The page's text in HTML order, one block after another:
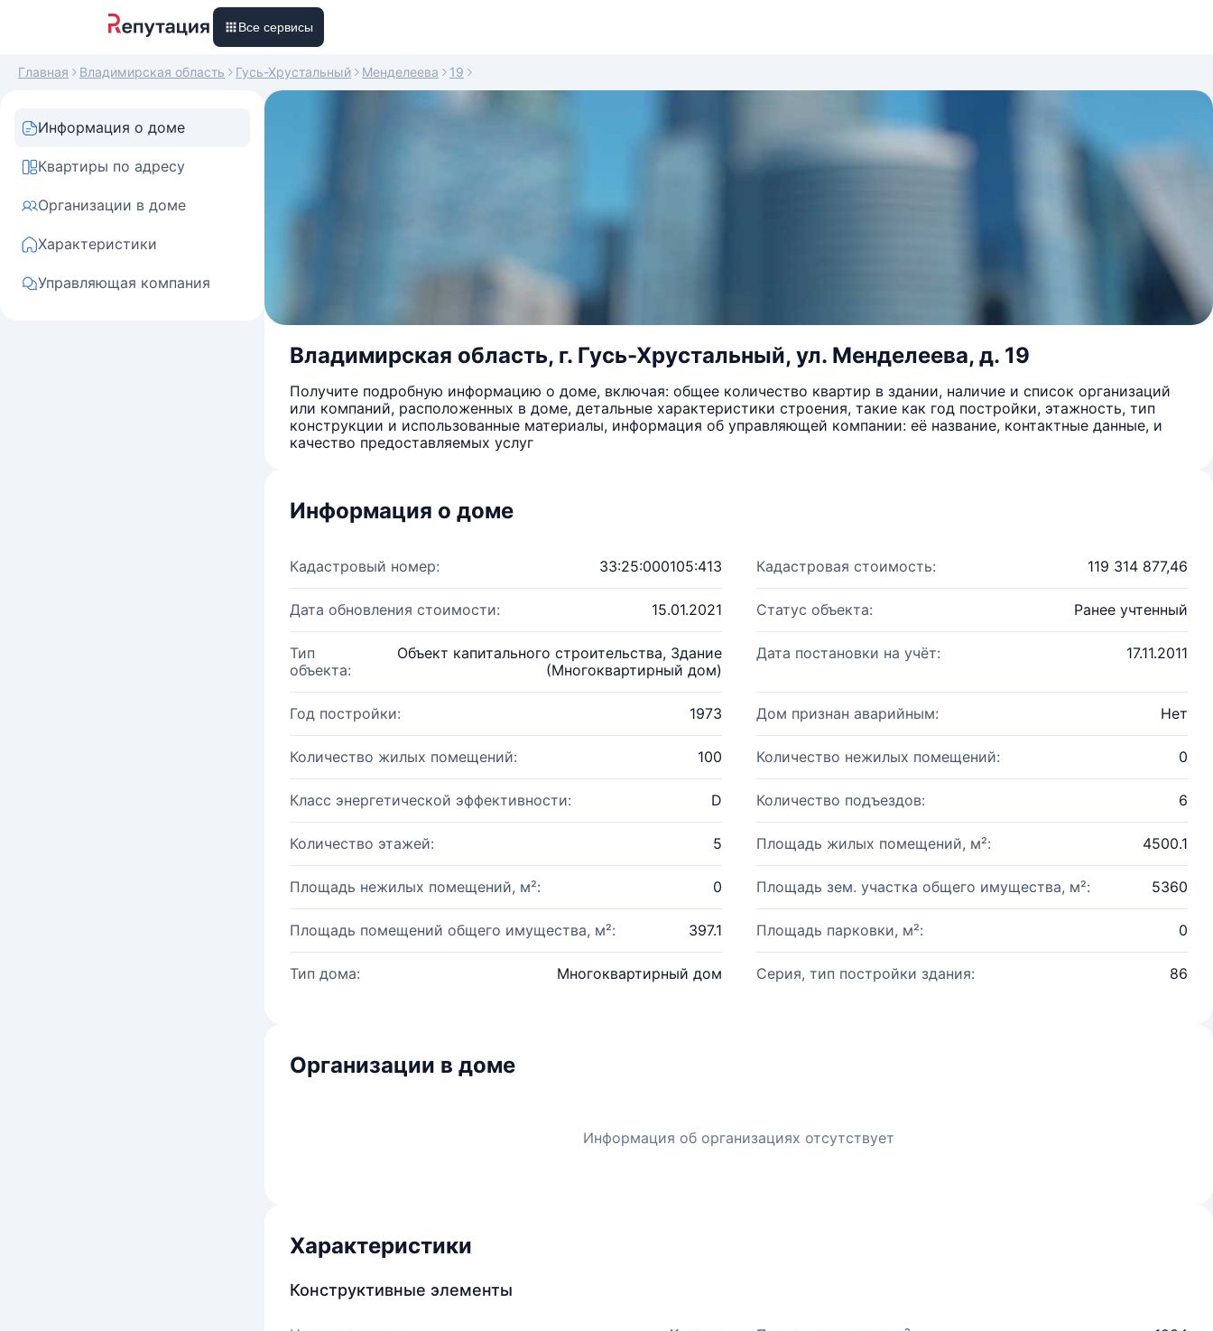
Все сервисы
Главная Владимирская область Гусь-Хрустальный Менделеева 19
Информация о доме
Квартиры по адресу
Организации в доме
Характеристики
Управляющая компания
Владимирская область, г. Гусь-Хрустальный, ул. Менделеева, д. 19
Получите подробную информацию о доме, включая: общее количество квартир в здании, наличие и список организаций
или компаний, расположенных в доме, детальные характеристики строения, такие как год постройки, этажность, тип
конструкции и использованные материалы, информация об управляющей компании: её название, контактные данные, и
качество предоставляемых услуг
Информация о доме
Кадастровый номер: 33:25:000105:413 Кадастровая стоимость: 119 314 877,46
Дата обновления стоимости: 15.01.2021 Статус объекта: Ранее учтенный
Тип
объекта:
Объект капитального строительства, Здание
(Многоквартирный дом)
Дата постановки на учёт: 17.11.2011
Год постройки: 1973 Дом признан аварийным: Нет
Количество жилых помещений: 100 Количество нежилых помещений: 0
Класс энергетической эффективности: D Количество подъездов: 6
Количество этажей: 5 Площадь жилых помещений, м²: 4500.1
Площадь нежилых помещений, м²: 0 Площадь зем. участка общего имущества, м²: 5360
Площадь помещений общего имущества, м²: 397.1 Площадь парковки, м²: 0
Тип дома: Многоквартирный дом Серия, тип постройки здания: 86
Организации в доме
Информация об организациях отсутствует
Характеристики
Конструктивные элементы